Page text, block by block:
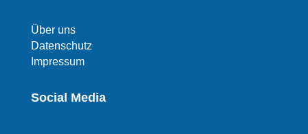
Über uns
Datenschutz
Impressum
Social Media